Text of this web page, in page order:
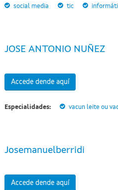
social media tic
JOSE ANTONIO NUÑEZ
Accede dende aquí
Especialidades: vacun leite ou
Josemanuelberridi
Accede dende aquí